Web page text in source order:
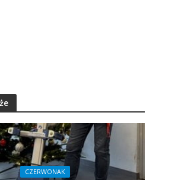
CZERWONAK